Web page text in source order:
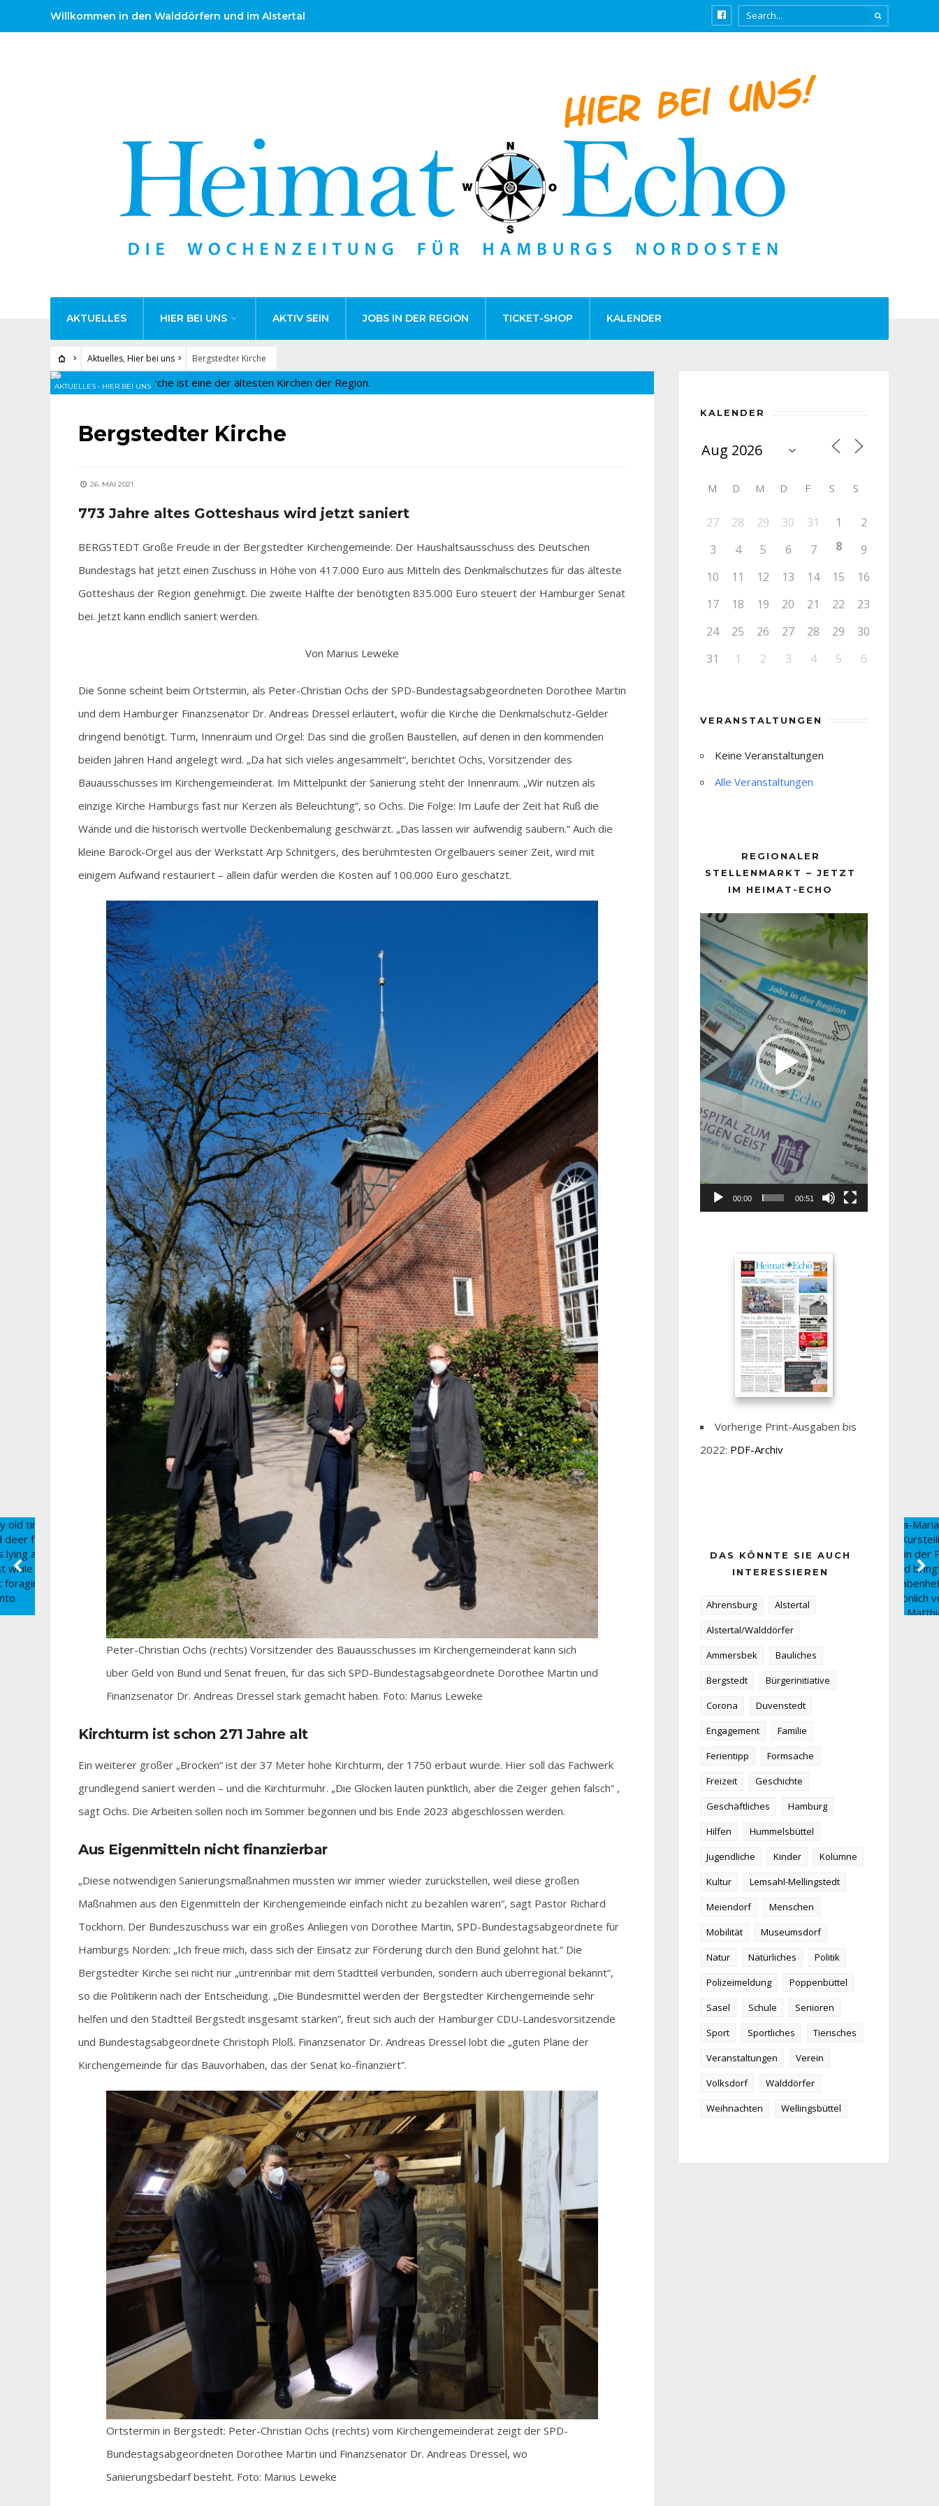
Willkommen in den Walddörfern und im Alstertal
AKTUELLES HIER BEI UNS AKTIV SEIN JOBS IN DER REGION TICKET-SHOP KALENDER
Aktuelles, Hier bei uns Bergstedter Kirche
AKTUELLES • HIER BEI UNS
Bergstedter Kirche
26. MAI 2021
773 Jahre altes Gotteshaus wird jetzt saniert
BERGSTEDT Große Freude in der Bergstedter Kirchengemeinde: Der Haushaltsausschuss des Deutschen
Bundestags hat jetzt einen Zuschuss in Höhe von 417.000 Euro aus Mitteln des Denkmalschutzes für das älteste
Gotteshaus der Region genehmigt. Die zweite Hälfte der benötigten 835.000 Euro steuert der Hamburger Senat
bei. Jetzt kann endlich saniert werden.
Von Marius Leweke
Die Sonne scheint beim Ortstermin, als Peter-Christian Ochs der SPD-Bundestagsabgeordneten Dorothee Martin
und dem Hamburger Finanzsenator Dr. Andreas Dressel erläutert, wofür die Kirche die Denkmalschutz-Gelder
dringend benötigt. Turm, Innenraum und Orgel: Das sind die großen Baustellen, auf denen in den kommenden
beiden Jahren Hand angelegt wird. „Da hat sich vieles angesammelt“, berichtet Ochs, Vorsitzender des
Bauausschusses im Kirchengemeinderat. Im Mittelpunkt der Sanierung steht der Innenraum. „Wir nutzen als
einzige Kirche Hamburgs fast nur Kerzen als Beleuchtung“, so Ochs. Die Folge: Im Laufe der Zeit hat Ruß die
Wände und die historisch wertvolle Deckenbemalung geschwärzt. „Das lassen wir aufwendig säubern.“ Auch die
kleine Barock-Orgel aus der Werkstatt Arp Schnitgers, des berühmtesten Orgelbauers seiner Zeit, wird mit
einigem Aufwand restauriert – allein dafür werden die Kosten auf 100.000 Euro geschätzt.
Peter-Christian Ochs (rechts) Vorsitzender des Bauausschusses im Kirchengemeinderat kann sich
über Geld von Bund und Senat freuen, für das sich SPD-Bundestagsabgeordnete Dorothee Martin und
Finanzsenator Dr. Andreas Dressel stark gemacht haben. Foto: Marius Leweke
Kirchturm ist schon 271 Jahre alt
Ein weiterer großer „Brocken“ ist der 37 Meter hohe Kirchturm, der 1750 erbaut wurde. Hier soll das Fachwerk
grundlegend saniert werden – und die Kirchturmuhr. „Die Glocken läuten pünktlich, aber die Zeiger gehen falsch“ ,
sagt Ochs. Die Arbeiten sollen noch im Sommer begonnen und bis Ende 2023 abgeschlossen werden.
Aus Eigenmitteln nicht finanzierbar
„Diese notwendigen Sanierungsmaßnahmen mussten wir immer wieder zurückstellen, weil diese großen
Maßnahmen aus den Eigenmitteln der Kirchengemeinde einfach nicht zu bezahlen wären“, sagt Pastor Richard
Tockhorn. Der Bundeszuschuss war ein großes Anliegen von Dorothee Martin, SPD-Bundestagsabgeordnete für
Hamburgs Norden: „Ich freue mich, dass sich der Einsatz zur Förderung durch den Bund gelohnt hat.“ Die
Bergstedter Kirche sei nicht nur „untrennbar mit dem Stadtteil verbunden, sondern auch überregional bekannt“,
so die Politikerin nach der Entscheidung. „Die Bundesmittel werden der Bergstedter Kirchengemeinde sehr
helfen und den Stadtteil Bergstedt insgesamt stärken”, freut sich auch der Hamburger CDU-Landesvorsitzende
und Bundestagsabgeordnete Christoph Ploß. Finanzsenator Dr. Andreas Dressel lobt die „guten Pläne der
Kirchengemeinde für das Bauvorhaben, das der Senat ko-finanziert”.
Ortstermin in Bergstedt: Peter-Christian Ochs (rechts) vom Kirchengemeinderat zeigt der SPD-
Bundestagsabgeordneten Dorothee Martin und Finanzsenator Dr. Andreas Dressel, wo
Sanierungsbedarf besteht. Foto: Marius Leweke
KALENDER
M D M D F S S
27 28 29 30 31 1
2
3
4 5 6 7 8
9
10
11 12 13 14 15
16
17
18 19 20 21 22
23
24
25 26 27 28 29
30
31
1 2 3 4 5 6
VERANSTALTUNGEN
Keine Veranstaltungen
Alle Veranstaltungen
REGIONALER
STELLENMARKT – JETZT
IM HEIMAT-ECHO
Player
00:00 00:51
Vorherige Print-Ausgaben bis
2022: PDF-Archiv
DAS KÖNNTE SIE AUCH
INTERESSIEREN
Ahrensburg
Alstertal
Alstertal/Walddörfer
Ammersbek
Bauliches
Bergstedt
Bürgerinitiative
Corona
Duvenstedt
Engagement
Familie
Ferientipp
Formsache
Freizeit
Geschichte
Geschäftliches
Hamburg
Hilfen
Hummelsbüttel
Jugendliche
Kinder
Kolumne
Kultur
Lemsahl-Mellingstedt
Meiendorf
Menschen
Mobilität
Museumsdorf
Natur
Natürliches
Politik
Polizeimeldung
Poppenbüttel
Sasel
Schule
Senioren
Sport
Sportliches
Tierisches
Veranstaltungen
Verein
Volksdorf
Walddörfer
Weihnachten
Wellingsbüttel